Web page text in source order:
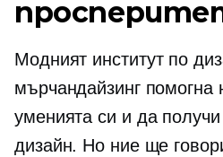
Модният институт по
мърчандайзинг помогна
уменията си и да
дизайн. Но ние ще